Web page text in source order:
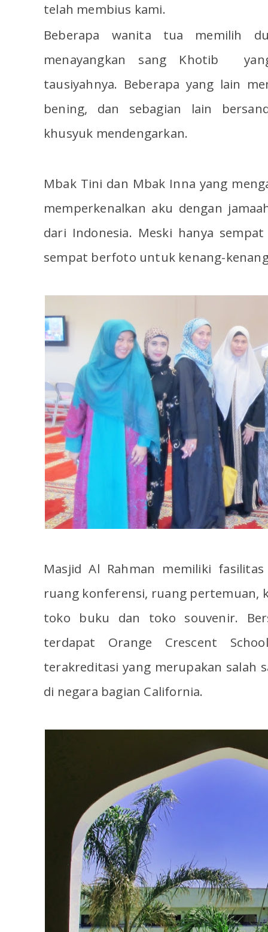
telah membius kami.
Beberapa wanita tua memilih
menayangkan sang Khotib
tausiyahnya. Beberapa yang lain
bening, dan sebagian lain
khusyuk mendengarkan.
Mbak Tini dan Mbak Inna yang
memperkenalkan aku dengan
dari Indonesia. Meski hanya
sempat berfoto untuk kenang-
Masjid Al Rahman memiliki
ruang konferensi, ruang pertemuan,
toko buku dan toko souvenir.
terdapat Orange Crescent
terakreditasi yang merupakan salah
di negara bagian California.